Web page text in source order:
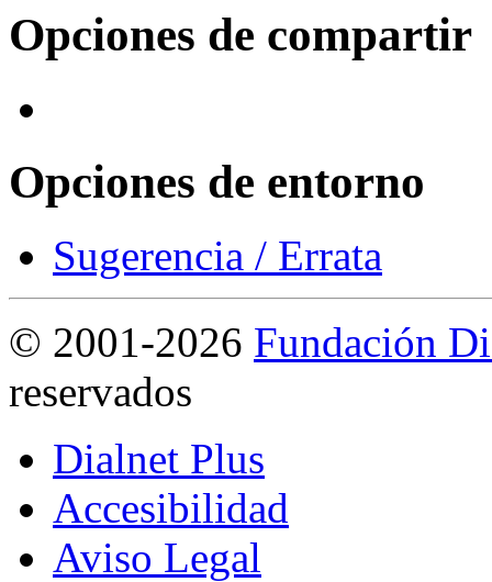
Opciones de compartir
Opciones de entorno
Sugerencia / Errata
© 2001-2026 Fundación
reservados
Dialnet Plus
Accesibilidad
Aviso Legal